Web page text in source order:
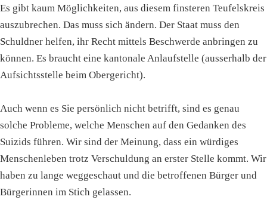
Es gibt kaum Möglichkeiten, aus diesem finsteren Teufelskreis
auszubrechen. Das muss sich ändern. Der Staat muss den
Schuldner helfen, ihr Recht mittels Beschwerde anbringen zu
können. Es braucht eine kantonale Anlaufstelle (ausserhalb der
Aufsichtsstelle beim Obergericht).
Auch wenn es Sie persönlich nicht betrifft, sind es genau
solche Probleme, welche Menschen auf den Gedanken des
Suizids führen. Wir sind der Meinung, dass ein würdiges
Menschenleben trotz Verschuldung an erster Stelle kommt. Wir
haben zu lange weggeschaut und die betroffenen Bürger und
Bürgerinnen im Stich gelassen.